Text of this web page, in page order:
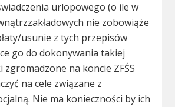
urlopowego (o ile w
nie zobowiąże
usunie z tych przepisów
go do dokonywania takiej
zgromadzone na koncie ZFŚS
na cele związane z
Nie ma konieczności by ich